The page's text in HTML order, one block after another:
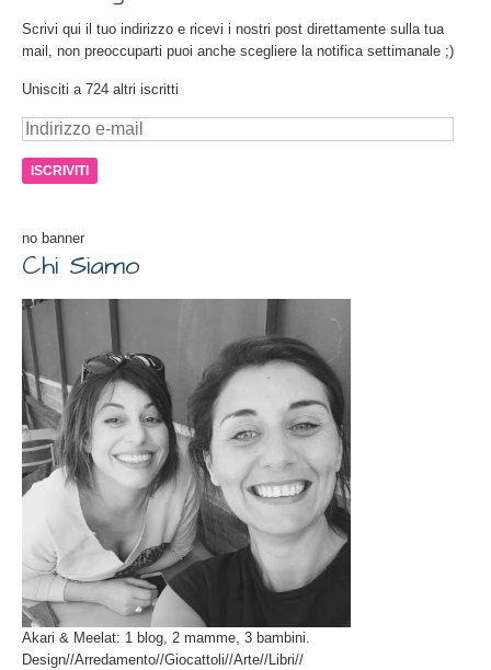
Scrivi qui il tuo indirizzo e ricevi i nostri post direttamente sulla tua
mail, non preoccuparti puoi anche scegliere la notifica settimanale ;)
Unisciti a 724 altri iscritti
Indirizzo
mail
no banner
Chi Siamo
Akari & Meelat: 1 blog, 2 mamme, 3 bambini.
Design//Arredamento//Giocattoli//Arte//Libri//